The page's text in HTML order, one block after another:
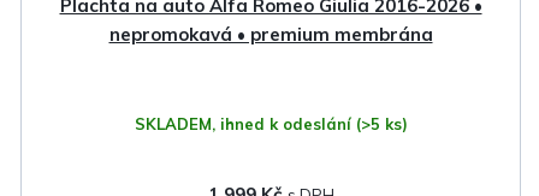
Plachta na auto Alfa Romeo Giulia 2016-2026 •
nepromokavá • premium membrána
SKLADEM, ihned k odeslání (>5 ks)